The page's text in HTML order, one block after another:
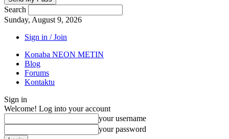
Search
Sunday, August 9, 2026
Sign in / Join
Konaba NEON METIN
Blog
Forums
Kontaktu
Sign in
Welcome! Log into your account
your username
your password